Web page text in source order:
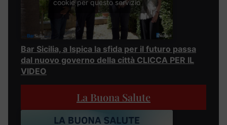
cookie per questo servizio
Bar Sicilia, a Ispica la sfida per il futuro passa
dal nuovo governo della città CLICCA PER IL
VIDEO
La Buona Salute